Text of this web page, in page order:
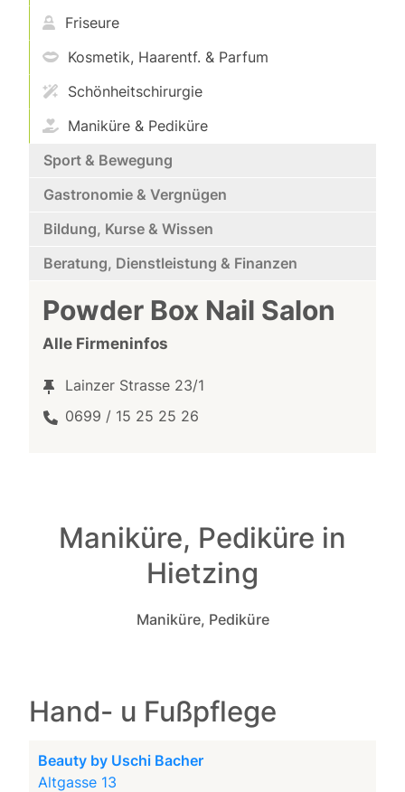
Friseure
Kosmetik, Haarentf. & Parfum
Schönheitschirurgie
Maniküre & Pediküre
Sport & Bewegung
Gastronomie & Vergnügen
Bildung, Kurse & Wissen
Beratung, Dienstleistung & Finanzen
Powder Box Nail Salon
Alle Firmeninfos
Lainzer Strasse 23/1
0699 / 15 25 25 26
Maniküre, Pediküre in
Hietzing
Maniküre, Pediküre
Hand- u Fußpflege
Beauty by Uschi Bacher
Altgasse 13